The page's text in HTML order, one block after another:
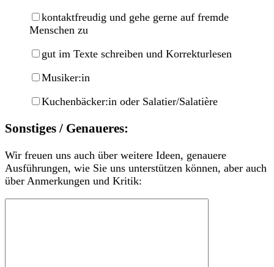
kontaktfreudig und gehe gerne auf fremde
Menschen zu
gut im Texte schreiben und Korrekturlesen
Musiker:in
Kuchenbäcker:in oder Salatier/Salatière
Sonstiges / Genaueres:
Wir freuen uns auch über weitere Ideen, genauere
Ausführungen, wie Sie uns unterstützen können, aber auch
über Anmerkungen und Kritik: